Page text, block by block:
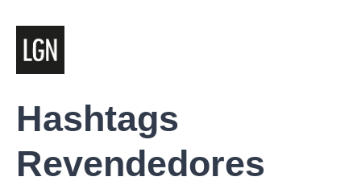
Hashtags
Revendedores